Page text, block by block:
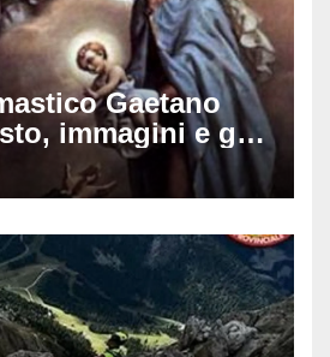
Gaetano
immagini e gif
condividere sui